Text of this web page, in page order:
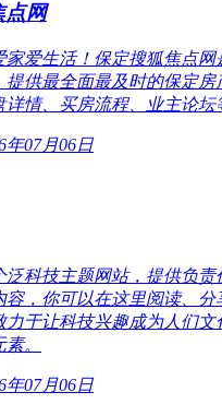
点网
家爱生活！保定搜狐焦点网
提供最全面最及时的保定房
详情、买房流程、业主论坛
年07月06日
科技主题网站，提供负责
容，你可以在这里阅读、分
力于让科技兴趣成为人们文
。
年07月06日